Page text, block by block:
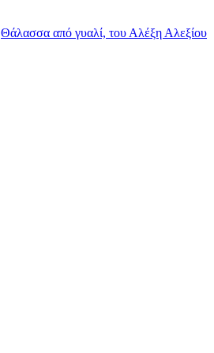
Θάλασσα από γυαλί, του Αλέξη Αλεξίου